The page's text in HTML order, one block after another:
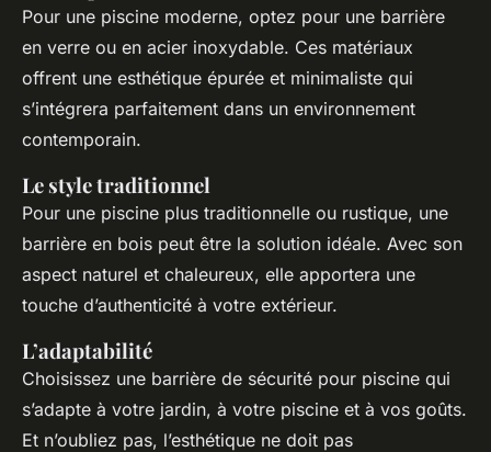
Pour une piscine moderne, optez pour une barrière
en verre ou en acier inoxydable. Ces matériaux
offrent une esthétique épurée et minimaliste qui
s’intégrera parfaitement dans un environnement
contemporain.
Le style traditionnel
Pour une piscine plus traditionnelle ou rustique, une
barrière en bois peut être la solution idéale. Avec son
aspect naturel et chaleureux, elle apportera une
touche d’authenticité à votre extérieur.
L’adaptabilité
Choisissez une barrière de sécurité pour piscine qui
s’adapte à votre jardin, à votre piscine et à vos goûts.
Et n’oubliez pas, l’esthétique ne doit pas